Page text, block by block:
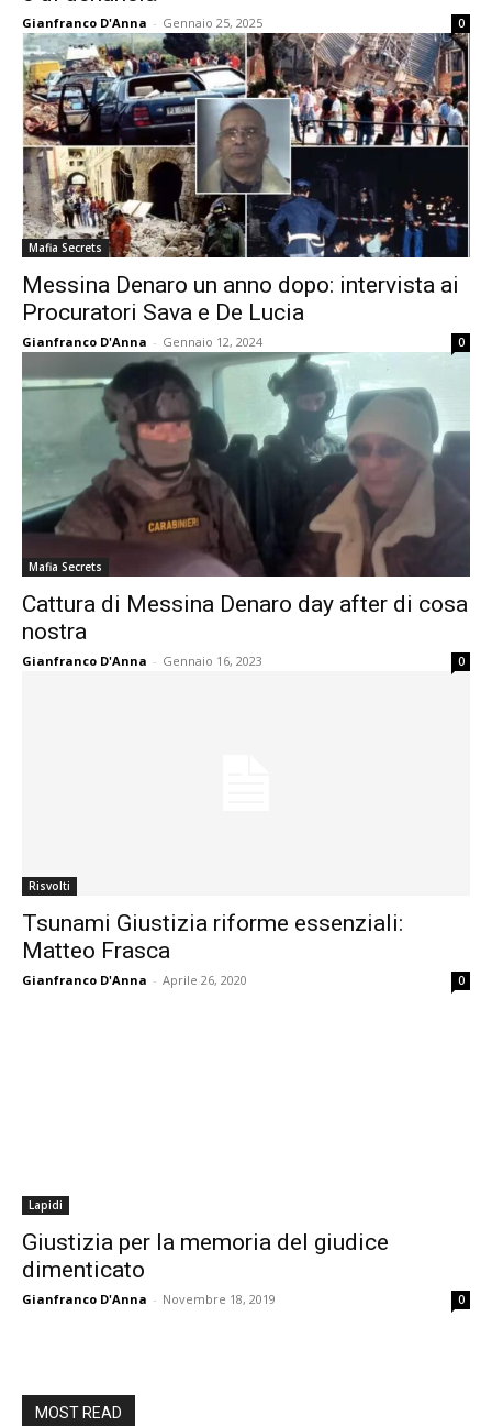
Gianfranco D'Anna - Gennaio 25, 2025 0
Mafia Secrets
Messina Denaro un anno dopo: intervista ai
Procuratori Sava e De Lucia
Gianfranco D'Anna - Gennaio 12, 2024 0
Mafia Secrets
Cattura di Messina Denaro day after di cosa
nostra
Gianfranco D'Anna - Gennaio 16, 2023 0
Risvolti
Tsunami Giustizia riforme essenziali:
Matteo Frasca
Gianfranco D'Anna - Aprile 26, 2020 0
Lapidi
Giustizia per la memoria del giudice
dimenticato
Gianfranco D'Anna - Novembre 18, 2019 0
MOST READ